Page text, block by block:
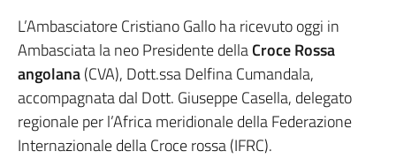
L’Ambasciatore Cristiano Gallo ha ricevuto oggi in
Ambasciata la neo Presidente dellaCroce Rossa
angolana(CVA), Dott.ssa Delfina Cumandala,
accompagnata dal Dott. Giuseppe Casella, delegato
regionale per l’Africa meridionale della Federazione
Internazionale della Croce rossa (IFRC).